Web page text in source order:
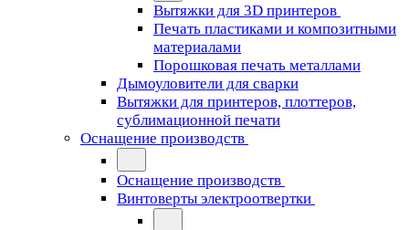
Вытяжки для 3D принтеров
Печать пластиками и композитными
материалами
Порошковая печать металлами
Дымоуловители для сварки
Вытяжки для принтеров, плоттеров,
сублимационной печати
Оснащение производств
Оснащение производств
Винтоверты электроотвертки